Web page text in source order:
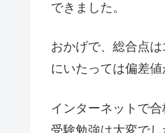
できました。
おかげで、総合点
にいたっては偏差
インターネットで
受験勉強は大変で